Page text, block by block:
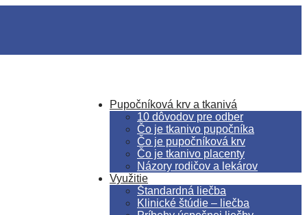
Pupočníková krv a tkanivá
10 dôvodov pre odber
Čo je tkanivo pupočníka
Čo je pupočníková krv
Čo je tkanivo placenty
Názory rodičov a lekárov
Využitie
Štandardná liečba
Klinické štúdie – liečba